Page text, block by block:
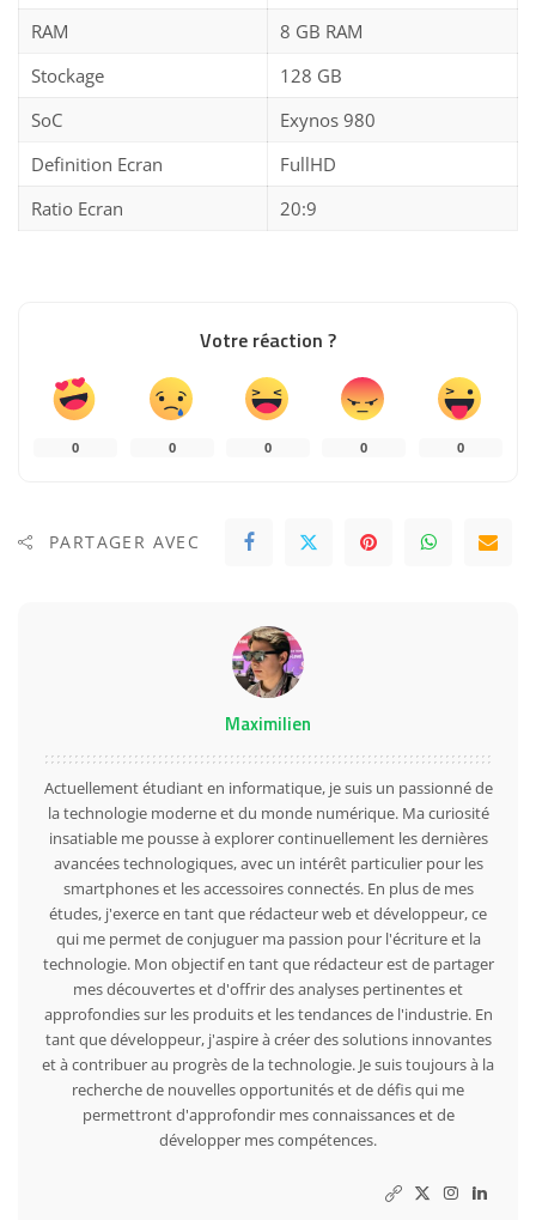
RAM
8 GB RAM
Stockage
128 GB
SoC
Exynos 980
Definition Ecran
FullHD
Ratio Ecran
20:9
Votre réaction ?
0 0 0 0 0
PARTAGER AVEC
Maximilien
Actuellement étudiant en informatique, je suis un passionné de
la technologie moderne et du monde numérique. Ma curiosité
insatiable me pousse à explorer continuellement les dernières
avancées technologiques, avec un intérêt particulier pour les
smartphones et les accessoires connectés. En plus de mes
études, j'exerce en tant que rédacteur web et développeur, ce
qui me permet de conjuguer ma passion pour l'écriture et la
technologie. Mon objectif en tant que rédacteur est de partager
mes découvertes et d'offrir des analyses pertinentes et
approfondies sur les produits et les tendances de l'industrie. En
tant que développeur, j'aspire à créer des solutions innovantes
et à contribuer au progrès de la technologie. Je suis toujours à la
recherche de nouvelles opportunités et de défis qui me
permettront d'approfondir mes connaissances et de
développer mes compétences.